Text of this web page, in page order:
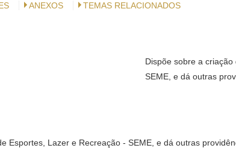
ANEXOS TEMAS RELACIONADOS
Dispõe sobre a
SEME, e dá outras
Esportes, Lazer e Recreação - SEME, e dá outras